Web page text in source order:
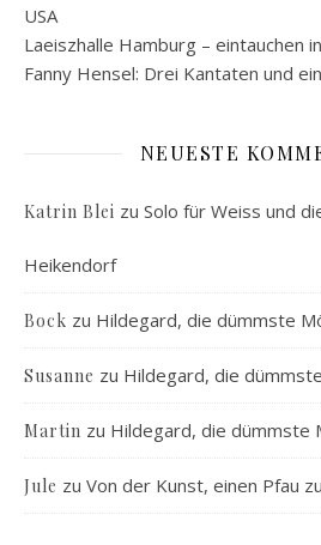
USA
Laeiszhalle Hamburg – eintauchen
Fanny Hensel: Drei Kantaten und
NEUESTE
Katrin Blei zu Solo für Weiss und
Heikendorf
Bock zu Hildegard, die dümmste
Susanne zu Hildegard, die
Martin zu Hildegard, die dümmste
Jule zu Von der Kunst, einen Pfau